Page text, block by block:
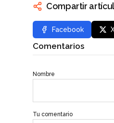
Compartir
Facebook
Comentarios
Nombre
Tu comentario